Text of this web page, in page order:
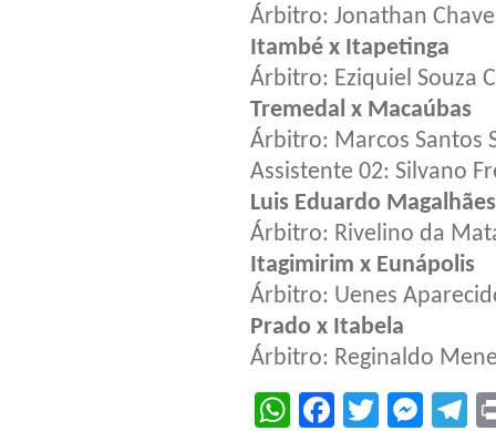
Árbitro: Jonathan
Itambé x Itapetinga
Árbitro: Eziquiel Souza
Tremedal x Macaúbas
Árbitro: Marcos Santos
Assistente 02: Silvano
Luis Eduardo
Árbitro: Rivelino da
Itagimirim x Eunápolis
Árbitro: Uenes
Prado x Itabela
Árbitro: Reginaldo
WhatsApp
Facebook
Twitter